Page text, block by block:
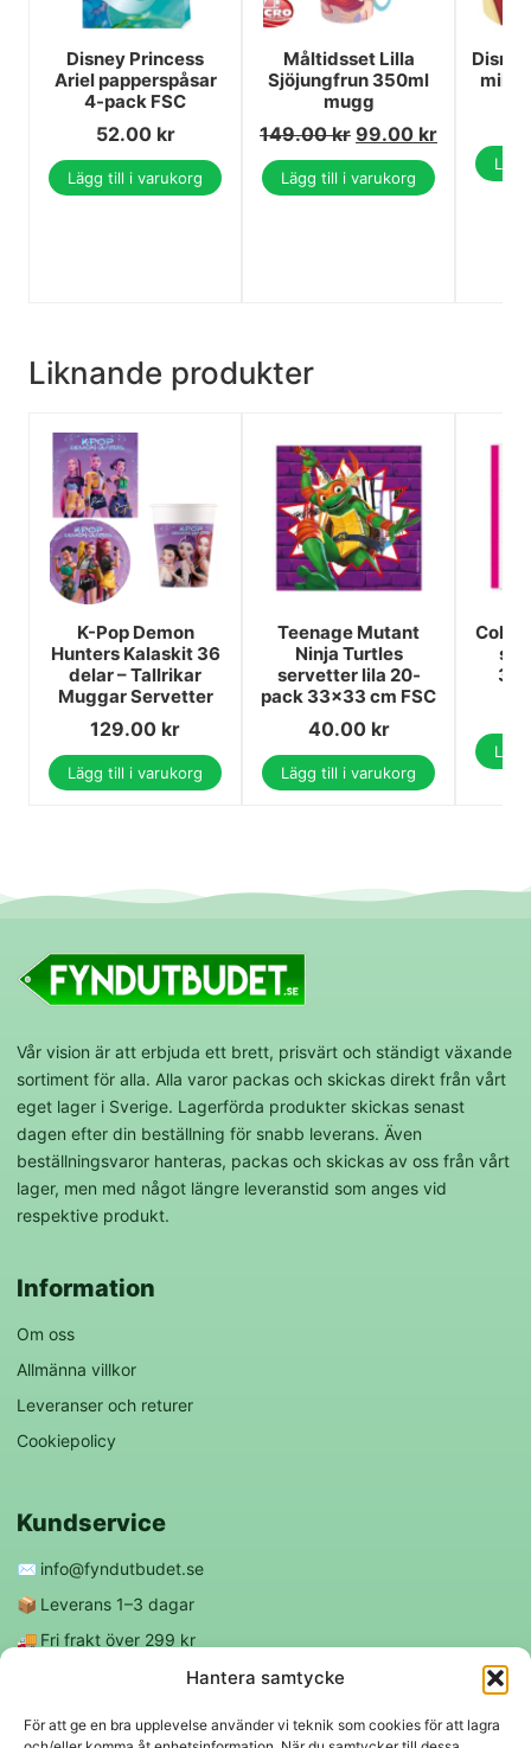
Hantera samtycke
För att ge en bra upplevelse använder vi teknik som cookies för att lagra
Disney Princess
Ariel papperspåsar
4-pack FSC
52.00 kr
Lägg till i varukorg
Måltidsset Lilla
Sjöjungfrun 350ml
mugg
149.00kr 99.00 kr
Lägg till i varukorg
Liknande produkter
K-Pop Demon
Hunters Kalaskit 36
delar – Tallrikar
Muggar Servetter
129.00 kr
Lägg till i varukorg
Teenage Mutant
Ninja Turtles
servetter lila 20-
pack 33x33 cm FSC
40.00 kr
Lägg till i varukorg
Vår vision är att erbjuda ett brett, prisvärt och ständigt växande
sortiment för alla. Alla varor packas och skickas direkt från vårt
eget lager i Sverige. Lagerförda produkter skickas senast
dagen efter din beställning för snabb leverans. Även
beställningsvaror hanteras, packas och skickas av oss från vårt
lager, men med något längre leveranstid som anges vid
respektive produkt.
Information
Om oss
Allmänna villkor
Leveranser och returer
Cookiepolicy
Kundservice
✉️ info@fyndutbudet.se
📦 Leverans 1–3 dagar
🚚 Fri frakt över 299 kr